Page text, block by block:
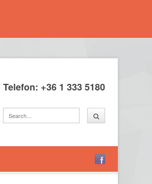
Telefon: +36 1 333 5180